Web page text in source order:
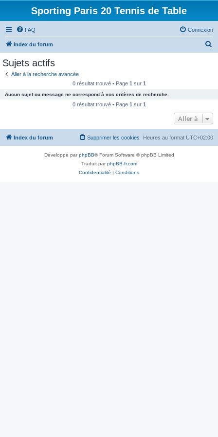
Sporting Paris 20 Tennis de Table
FAQ Connexion
Index du forum
c
e
Sujets actifs
Aller à la recherche avancée
0 résultat trouvé • Page 1 sur 1
Aucun sujet ou message ne correspond à vos critères de recherche.
0 résultat trouvé • Page 1 sur 1
Aller à
Index du forum Heures au format UTC+02:00
Supprimer les cookies
Développé parphpBB® Forum Software © phpBB Limited
Traduit parphpBB-fr.com
Confidentialité | Conditions